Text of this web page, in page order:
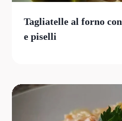
Tagliatelle al forno
e piselli